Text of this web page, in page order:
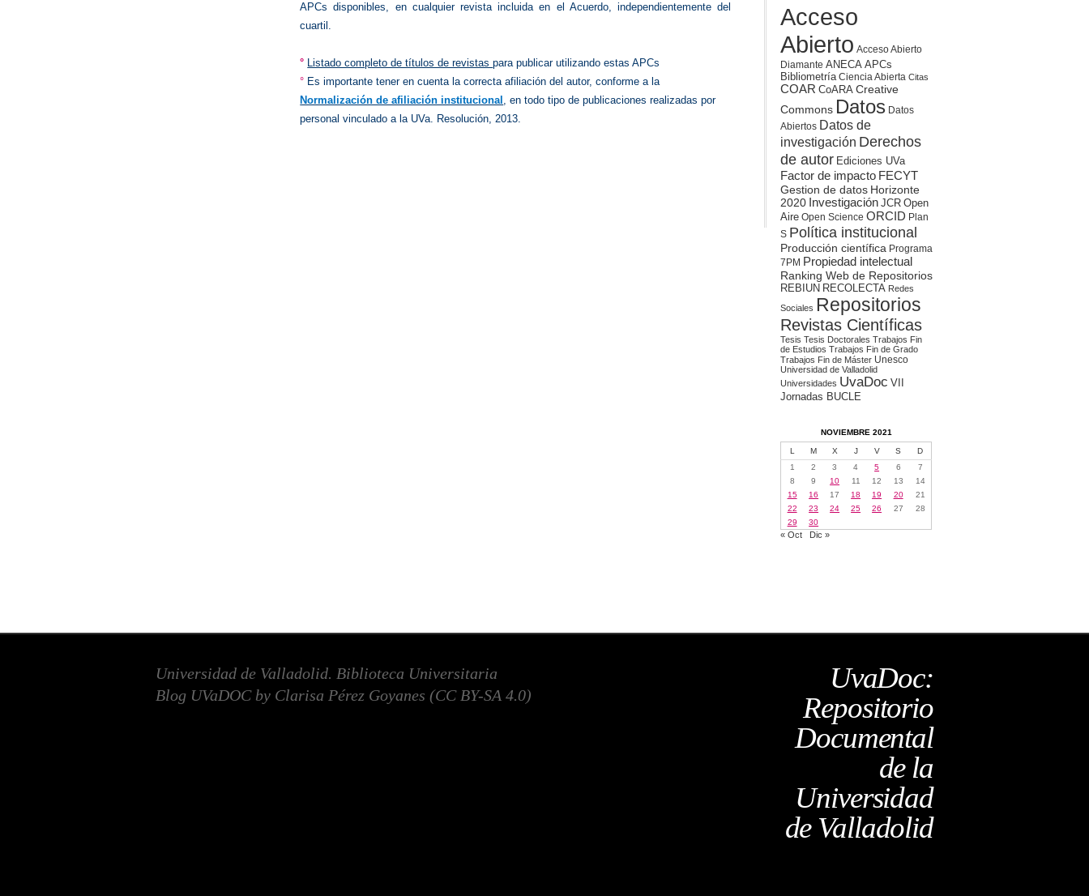
APCs disponibles, en cualquier revista incluida en el Acuerdo, independientemente del
cuartil.
° Listado completo de títulos de revistaspara publicar utilizando estas APCs
° Es importante tener en cuenta la correcta afiliación del autor, conforme a la
Normalización de afiliación institucional , en todo tipo de publicaciones realizadas por
personal vinculado a la UVa. Resolución, 2013.
Acceso
Abierto Acceso Abierto
Diamante ANECA APCs
Bibliometría Ciencia Abierta Citas
COAR CoARA Creative
Commons Datos Datos
Abiertos Datos de
investigación Derechos
de autor Ediciones UVa
Factor de impacto FECYT
Gestion de datos Horizonte
2020 Investigación JCR Open
Aire Open Science ORCID Plan
S Política institucional
Producción científica Programa
7PM Propiedad intelectual
Ranking Web de Repositorios
REBIUN RECOLECTA Redes
Sociales Repositorios
Revistas Científicas
Tesis Tesis Doctorales Trabajos Fin
de Estudios Trabajos Fin de Grado
Trabajos Fin de Máster Unesco
Universidad de Valladolid
Universidades UvaDoc VII
Jornadas BUCLE
NOVIEMBRE 2021
L M X J V S
D
1
2 3 4 5 6
7
8
9 10 11 12 13
14
15
16 17 18 19 20
21
22
23 24 25 26 27
28
29
30
« Oct Dic »
UvaDoc:
Repositorio
Documental
de la
Universidad
de Valladolid
Universidad de Valladolid. Biblioteca Universitaria
Blog UVaDOC by Clarisa Pérez Goyanes (CC BY-SA 4.0)